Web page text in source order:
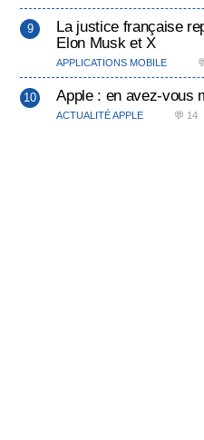
La justice française
Elon Musk et X
APPLICATIONS MOBILE
Apple : en avez-vous
ACTUALITÉ APPLE 💬 14